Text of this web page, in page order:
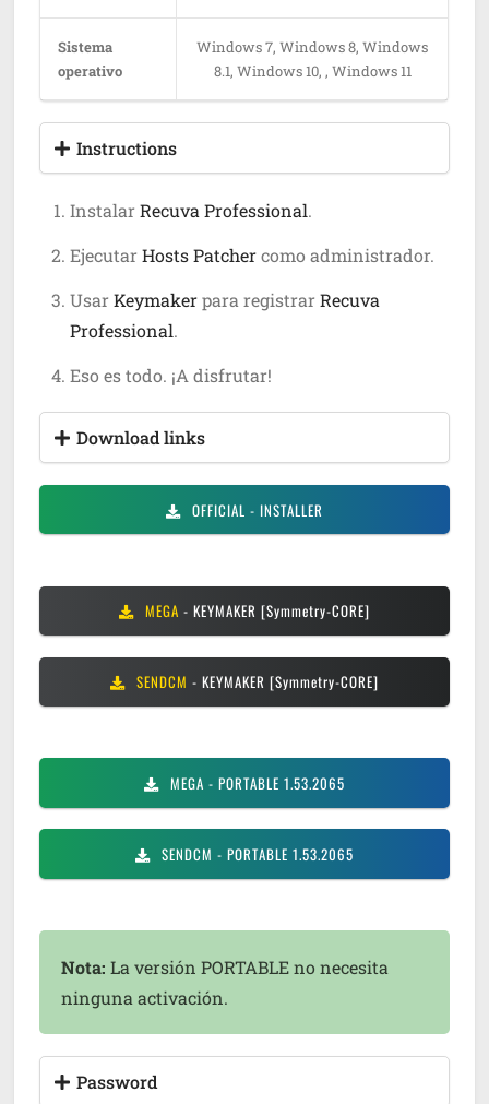
Sistema
operativo
Windows 7, Windows 8, Windows
8.1, Windows 10, , Windows 11
Instructions
InstalarRecuva Professional.
EjecutarHosts Patchercomo administrador.
UsarKeymakerpara registrarRecuva
Professional.
Eso es todo. ¡A disfrutar!
Download links
OFFICIAL - INSTALLER
MEGA - KEYMAKER [Symmetry-CORE]
SENDCM - KEYMAKER [Symmetry-CORE]
MEGA - PORTABLE 1.53.2065
SENDCM - PORTABLE 1.53.2065
Nota: La versión PORTABLE no necesita
ninguna activación.
Password